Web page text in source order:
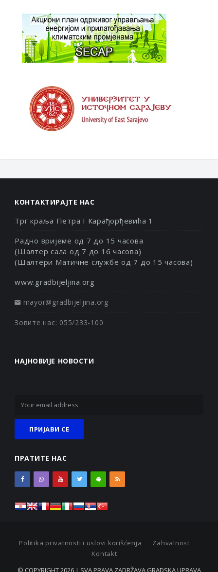
КОНТАКТИРАЈТЕ НАС
Трг краља Петра I Карађорђевића 1
Радно вријеме од 7 до 15 часова
(Шалтер сала од 7 до 16 часова)
(Шалтери Матичне службе од 7 до 15 часова)
www.gradbijeljina.org
mayor@gradbijeljina.org
Зовите нас: 055/233-100
НАЈНОВИЈЕ НОВОСТИ
ПРАТИТЕ НАС
Politika privatnosti i uslovi korišćenja
Zahvalnost
Kontakt
© COPYRIGHT 2026 | SVA PRAVA ZADRŽAVA GRADSKA UPRAVA